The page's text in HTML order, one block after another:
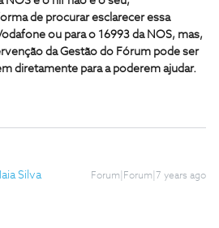
de procurar esclarecer essa
ou para o 16993 da NOS, mas,
da Gestão do Fórum pode ser
diretamente para a poderem ajudar.
Silva Forum|Forum|7 years ago